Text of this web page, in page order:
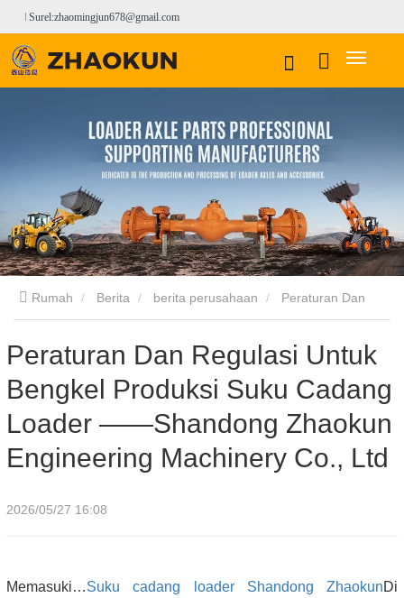
Surel:zhaomingjun678@gmail.com
Rumah Berita berita perusahaan
Shandong Zhaokun Engineering Machinery Co., Ltd
Peraturan Dan Regulasi Untuk
Bengkel Produksi Suku Cadang
Loader ——Shandong Zhaokun
Engineering Machinery Co., Ltd
2026/05/27 16:08
Memasuki…Suku cadang loader Shandong ZhaokunDi